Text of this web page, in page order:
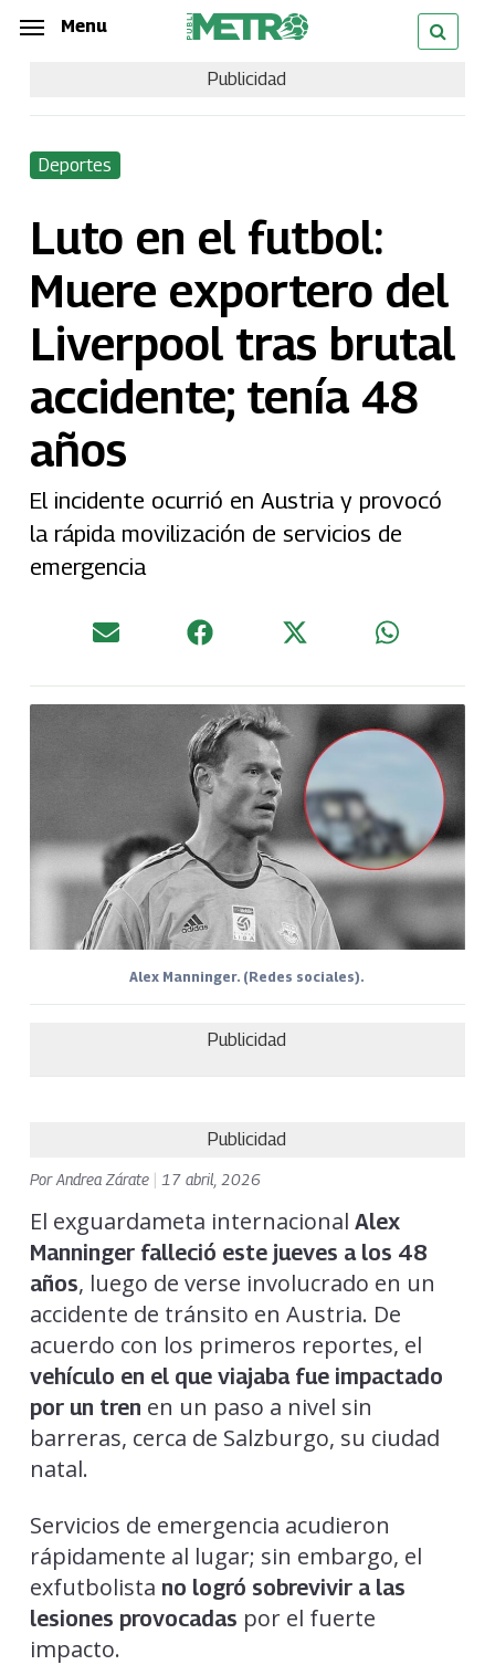
Skip
content
Menu
Publicidad
Deportes
Luto en el futbol:
Muere exportero del
Liverpool tras brutal
accidente; tenía 48
años
El incidente ocurrió en Austria y provocó
la rápida movilización de servicios de
emergencia
Alex Manninger. (Redes sociales).
Publicidad
Publicidad
PorAndrea Zárate 17 abril, 2026
El exguardameta internacional Alex
Manninger falleció este jueves a los 48
años, luego de verse involucrado en un
accidente de tránsito en Austria. De
acuerdo con los primeros reportes, el
vehículo en el que viajaba fue impactado
por un tren en un paso a nivel sin
barreras, cerca de Salzburgo, su ciudad
natal.
Servicios de emergencia acudieron
rápidamente al lugar; sin embargo, el
exfutbolista no logró sobrevivir a las
lesiones provocadas por el fuerte
impacto.
Menu